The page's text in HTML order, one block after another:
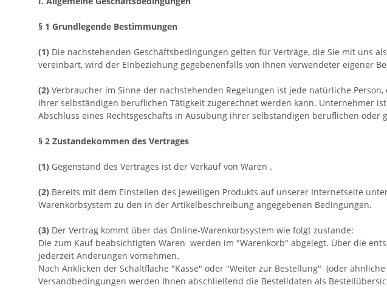
§ 1 Grundlegende Bestimmungen
(1) Die nachstehenden Geschäftsbedingungen gelten für Verträge, die Sie mit uns
vereinbart, wird der Einbeziehung gegebenenfalls von Ihnen verwendeter eigener
(2) Verbraucher im Sinne der nachstehenden Regelungen ist jede natürliche
ihrer selbständigen beruflichen Tätigkeit zugerechnet werden kann. Unternehmer
Abschluss eines Rechtsgeschäfts in Ausübung ihrer selbständigen beruflichen oder
§ 2 Zustandekommen des Vertrages
(1) Gegenstand des Vertrages ist der Verkauf von Waren .
(2) Bereits mit dem Einstellen des jeweiligen Produkts auf unserer Internetseite
Warenkorbsystem zu den in der Artikelbeschreibung angegebenen Bedingungen.
(3) Der Vertrag kommt über das Online-Warenkorbsystem wie folgt zustande:
Die zum Kauf beabsichtigten Waren werden im "Warenkorb" abgelegt. Über die
jederzeit Änderungen vornehmen.
Nach Anklicken der Schaltfläche "Kasse" oder "Weiter zur Bestellung" (oder
Versandbedingungen werden Ihnen abschließend die Bestelldaten als